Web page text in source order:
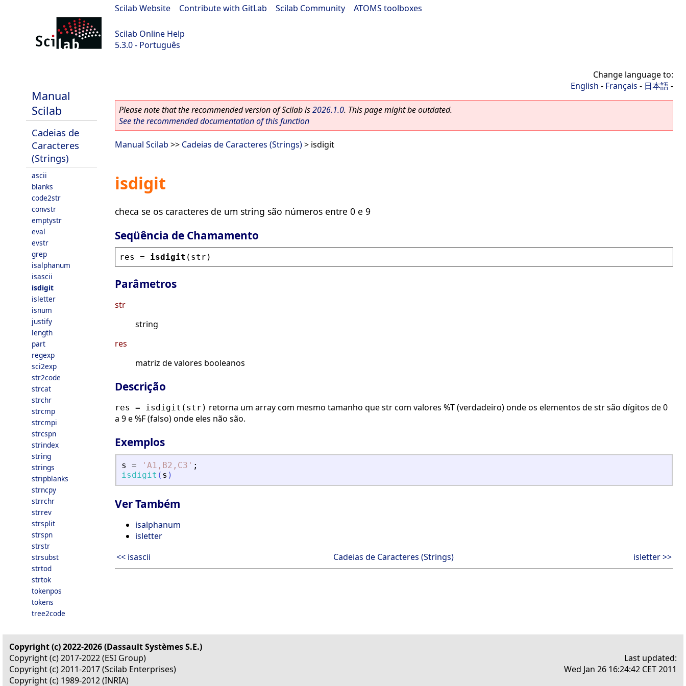
Scilab Website Contribute with GitLab Scilab Community ATOMS toolboxes
Scilab Online Help
5.3.0 - Português
Manual
Scilab
Cadeias de
Caracteres
(Strings)
ascii
blanks
code2str
convstr
emptystr
eval
evstr
grep
isalphanum
isascii
isdigit
isletter
isnum
justify
length
part
regexp
sci2exp
str2code
strcat
strchr
strcmp
strcmpi
strcspn
strindex
string
strings
stripblanks
strncpy
strrchr
strrev
strsplit
strspn
strstr
strsubst
strtod
strtok
tokenpos
tokens
tree2code
Change language to:
English - Français - 日本語-
Please note that the recommended version of Scilab is2026.1.0. This page might be outdated.
See the recommended documentation of this function
Manual Scilab >> Cadeias de Caracteres (Strings)> isdigit
isdigit
checa se os caracteres de um string são números entre 0 e 9
Seqüência de Chamamento
res = isdigit ( str )
Parâmetros
str
string
res
matriz de valores booleanos
Descrição
res = isdigit(str) retorna um array com mesmo tamanho que str com valores %T (verdadeiro) onde os elementos de str são dígitos de 0
a 9 e %F (falso) onde eles não são.
Exemplos
s = ' A1,B2,C3 ' ;
isdigit ( s )
Ver Também
isalphanum
isletter
<< isascii
Cadeias de Caracteres (Strings) isletter >>
Copyright (c) 2022-2026 (Dassault Systèmes S.E.)
Copyright (c) 2017-2022 (ESI Group)
Copyright (c) 2011-2017 (Scilab Enterprises)
Copyright (c) 1989-2012 (INRIA)
Last updated:
Wed Jan 26 16:24:42 CET 2011